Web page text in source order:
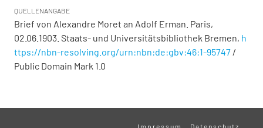
QUELLENANGABE
Brief von Alexandre Moret an Adolf Erman. Paris,
02.06.1903. Staats- und Universitätsbibliothek Bremen, h
ttps://nbn-resolving.org/urn:nbn:de:gbv:46:1-95747 /
Public Domain Mark 1.0